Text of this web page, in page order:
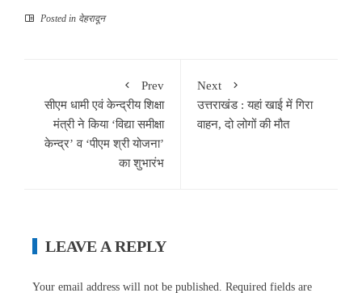
Posted in देहरादून
Prev
सीएम धामी एवं केन्द्रीय शिक्षा
मंत्री ने किया ‘विद्या समीक्षा
केन्द्र’ व ‘पीएम श्री योजना’
का शुभारंभ
Next
उत्तराखंड : यहां खाई में गिरा
वाहन, दो लोगों की मौत
LEAVE A REPLY
Your email address will not be published. Required fields are